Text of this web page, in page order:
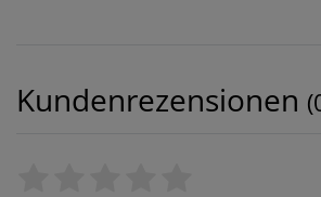
Kundenrezensionen